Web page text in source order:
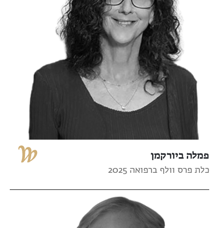
פמלה ביורקמן
כלת פרס וולף ברפואה 2025